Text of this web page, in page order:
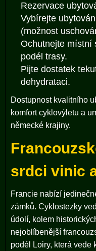
Rezervace
Vybírejte
(možnost
Ochutnejte místní
podél trasy.
Pijte dostatek
dehydrataci.
Dostupnost kvalitního
komfort cyklovýletu a
německé krajiny.
srdci vinic
Francie nabízí
zámků. Cyklostezky
údolí, kolem
nejoblíbenější
podél Loiry, která vede